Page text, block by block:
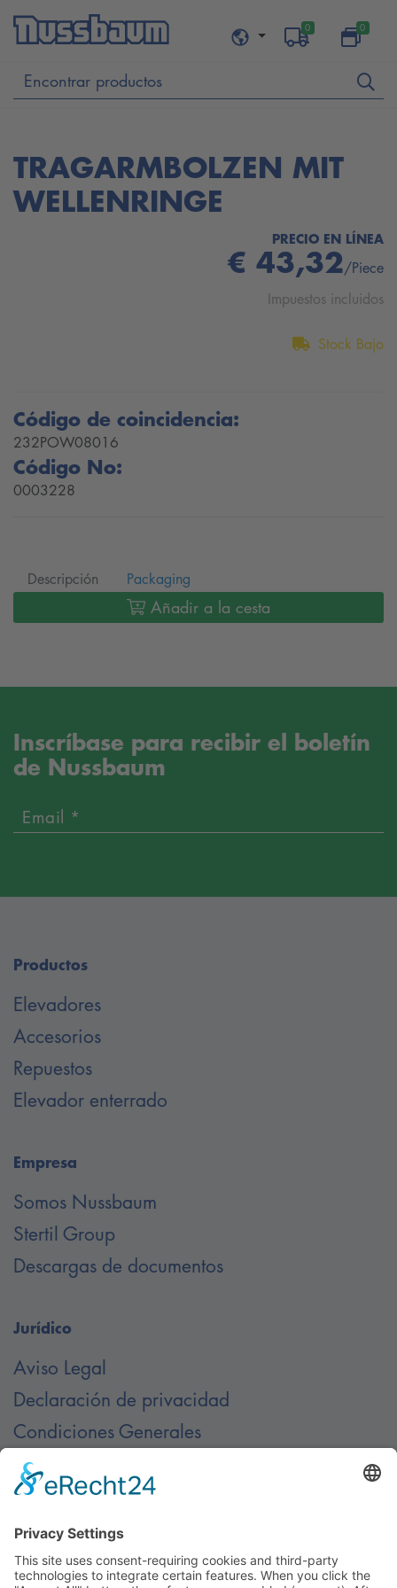
0 0
TRAGARMBOLZEN MIT
WELLENRINGE
PRECIO EN LÍNEA
€ 43,32/Piece
Impuestos incluidos
Stock Bajo
Añadir a la cesta
Código de coincidencia:
232POW08016
Código No:
0003228
Descripción Packaging
Inscríbase para recibir el boletín
de Nussbaum
Email *
Productos
Elevadores
Accesorios
Repuestos
Elevador enterrado
Empresa
Somos Nussbaum
Stertil Group
Descargas de documentos
Jurídico
Aviso Legal
Declaración de privacidad
Condiciones Generales
Contacto
Contáctenos en